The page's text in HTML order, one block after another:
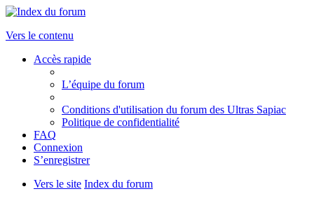
Vers le contenu
Accès rapide
L’équipe du forum
Conditions d'utilisation du forum des Ultras Sapiac
Politique de confidentialité
FAQ
Connexion
S’enregistrer
Vers le site Index du forum